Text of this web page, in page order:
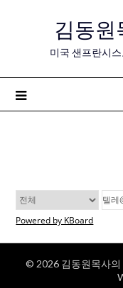
김동원
미국 샌프란시
Powered by KBoard
© 2026 김동원목사의